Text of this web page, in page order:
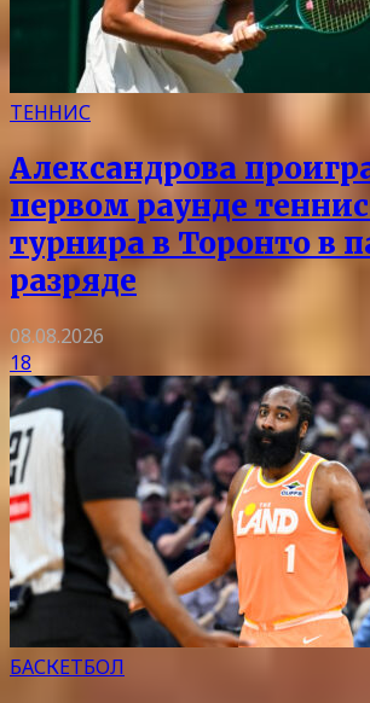
ТЕННИС
Александрова
первом раунде
турнира в Торонто в
разряде
08.08.2026
18
БАСКЕТБОЛ